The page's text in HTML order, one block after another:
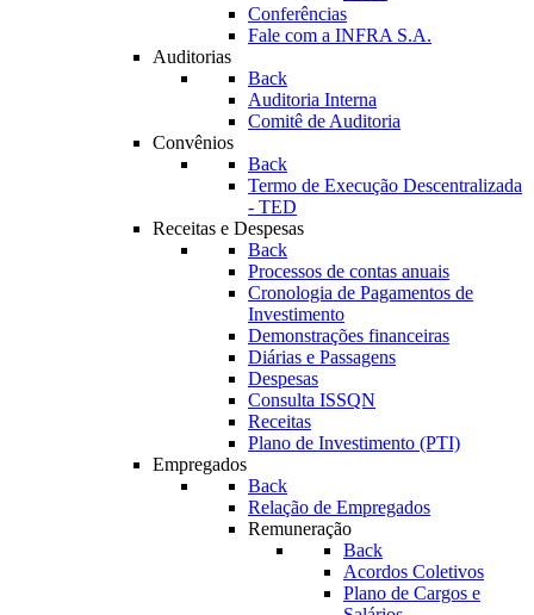
Conferências
Fale com a INFRA S.A.
Auditorias
Back
Auditoria Interna
Comitê de Auditoria
Convênios
Back
Termo de Execução Descentralizada
- TED
Receitas e Despesas
Back
Processos de contas anuais
Cronologia de Pagamentos de
Investimento
Demonstrações financeiras
Diárias e Passagens
Despesas
Consulta ISSQN
Receitas
Plano de Investimento (PTI)
Empregados
Back
Relação de Empregados
Remuneração
Back
Acordos Coletivos
Plano de Cargos e